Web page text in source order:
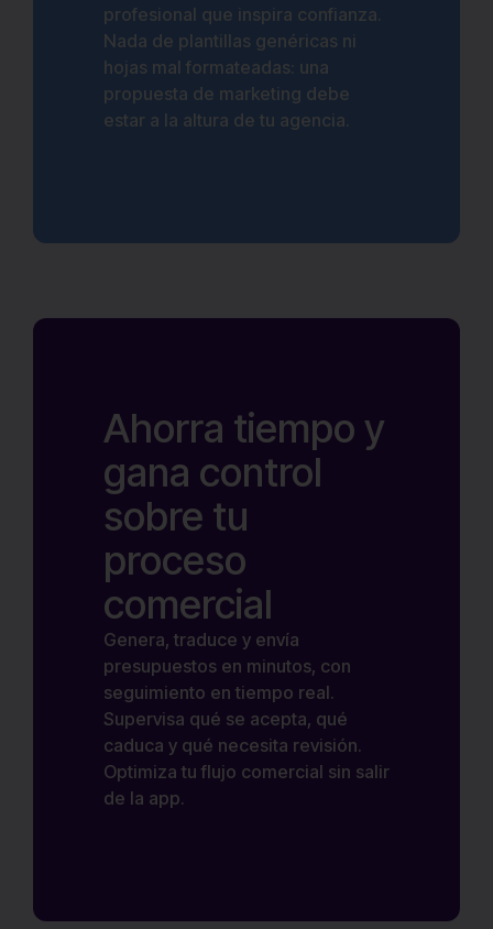
profesional que inspira confianza.
Nada de plantillas genéricas ni
hojas mal formateadas: una
propuesta de marketing debe
estar a la altura de tu agencia.
Ahorra tiempo y
gana control
sobre tu
proceso
comercial
Genera, traduce y envía
presupuestos en minutos, con
seguimiento en tiempo real.
Supervisa qué se acepta, qué
caduca y qué necesita revisión.
Optimiza tu flujo comercial sin salir
de la app.